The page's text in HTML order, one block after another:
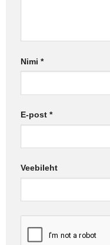
Nimi *
E-post *
Veebileht